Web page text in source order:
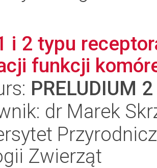
i 2 typu
funkcji
PRELUDIUM 2
dr Marek
Zwierząt